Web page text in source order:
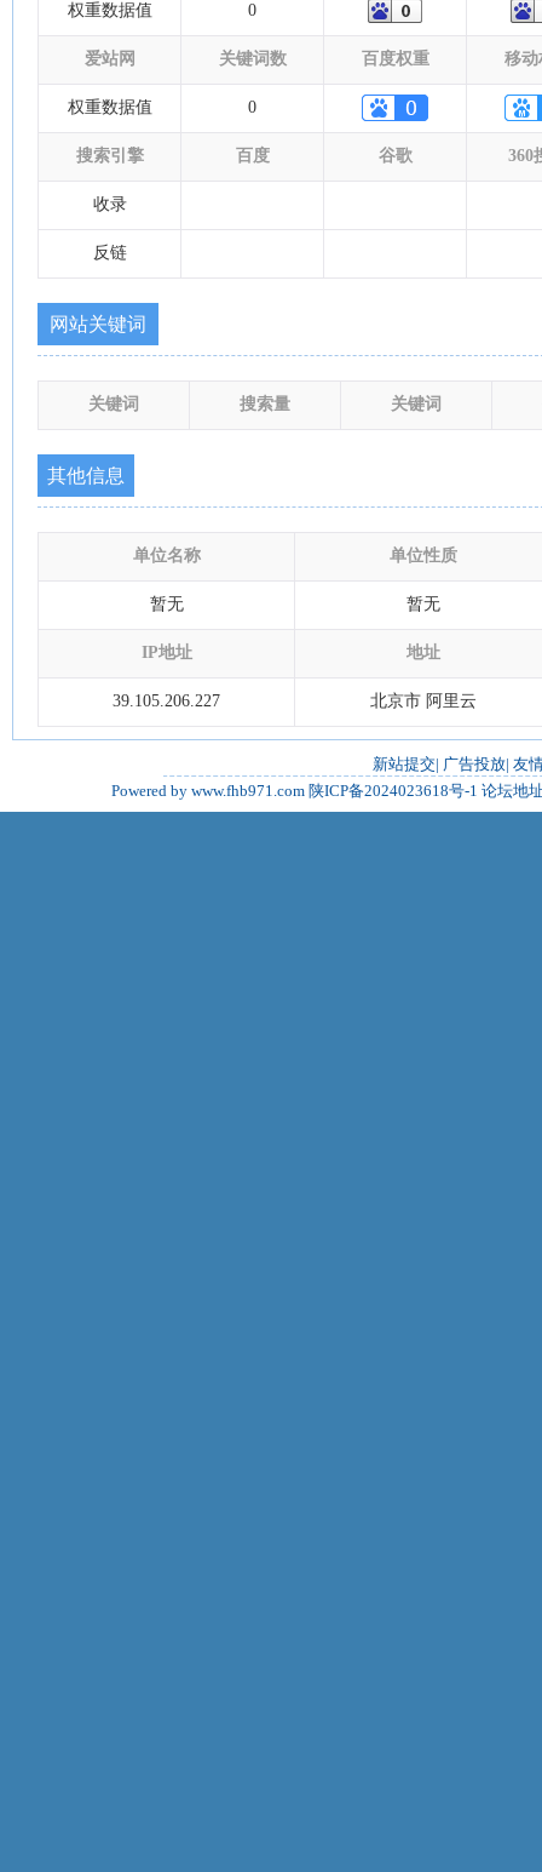
权重数据值 0
爱站网 关键词数 百度权重 移动
权重数据值 0
搜索引擎 百度 谷歌 360
收录
反链
网站关键词
关键词 搜索量 关键词
其他信息
单位名称 单位性质
暂无 暂无
IP地址 地址
39.105.206.227 北京市 阿里云
新站提交| 广告投放| 友
Powered by www.fhb971.com 陕ICP备2024023618号-1 论坛地